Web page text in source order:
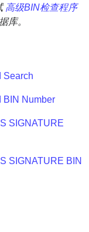
高级BIN检查程序
库。
Search
BIN Number
SIGNATURE
SIGNATURE BIN